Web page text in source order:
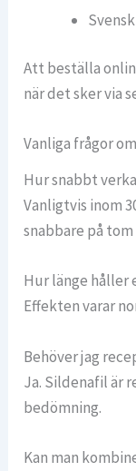
Att beställa
när det sker via
Vanliga frågor
Hur snabbt
Vanligtvis inom
snabbare på tom
Hur länge håller
Effekten varar
Behöver jag
Ja. Sildenafil är
bedömning.
Kan man